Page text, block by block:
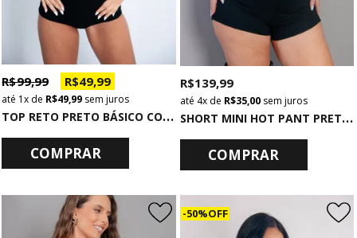
T
OP RETO PRETO BÁSICO COM ALCINHA
R$ 99,99 R$ 49,99
1x de R$ 49,99 sem juros
COMPRAR
S
HORT MINI HOT PANT PRETO BÁSICO
R$ 139,99
4xde R$ 35,00sem juros
COMPRAR
50% OFF